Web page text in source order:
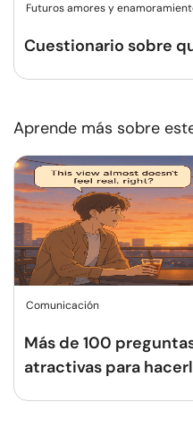
Futuros amores y
Cuestionario sobre
Aprende más sobre
Comunicación
Más de 100
atractivas para